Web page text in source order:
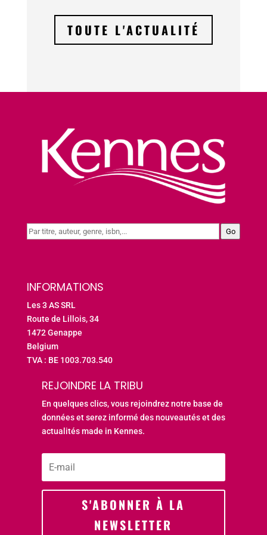
TOUTE L'ACTUALITÉ
Go
INFORMATIONS
Les 3 AS SRL
Route de Lillois, 34
1472 Genappe
Belgium
TVA : BE 1003.703.540
REJOINDRE LA TRIBU
En quelques clics, vous rejoindrez notre base de
données et serez informé des nouveautés et des
actualités made in Kennes.
S'ABONNER À LA
NEWSLETTER